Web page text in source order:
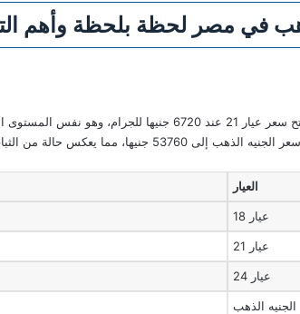
في مصر لحظة بلحظة وأهم
تشهد السوق المصرية استقرارًا في أسعار الذهب خلال تعاملات اليوم، حيث
سعر عيار 24 نحو 7680 جنيها، وسجل عيار 18 نحو 5760 جنيها، في حين
العيار
عيار 18
عيار 21
عيار 24
الجنيه الذهب